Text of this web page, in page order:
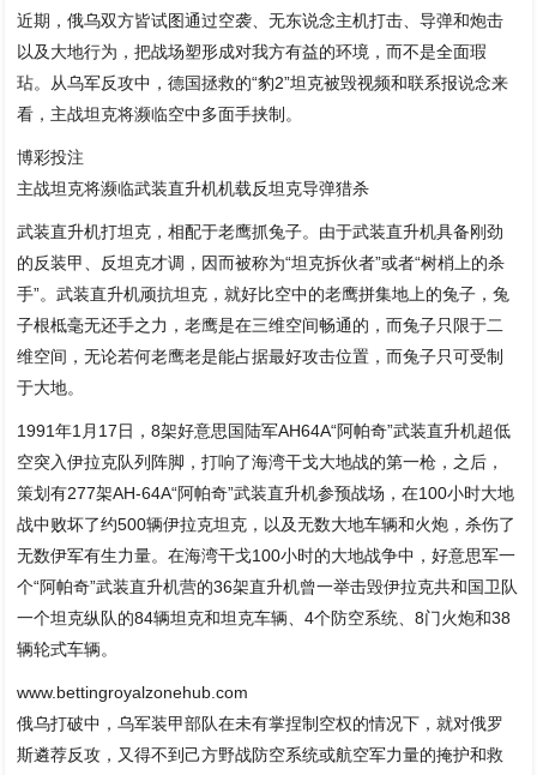
近期，俄乌双方皆试图通过空袭、无东说念主机打击、导弹和炮击
以及大地行为，把战场塑形成对我方有益的环境，而不是全面瑕
玷。从乌军反攻中，德国拯救的“豹2”坦克被毁视频和联系报说念来
看，主战坦克将濒临空中多面手挟制。
博彩投注
主战坦克将濒临武装直升机机载反坦克导弹猎杀
武装直升机打坦克，相配于老鹰抓兔子。由于武装直升机具备刚劲
的反装甲、反坦克才调，因而被称为“坦克拆伙者”或者“树梢上的杀
手”。武装直升机顽抗坦克，就好比空中的老鹰拼集地上的兔子，兔
子根柢毫无还手之力，老鹰是在三维空间畅通的，而兔子只限于二
维空间，无论若何老鹰老是能占据最好攻击位置，而兔子只可受制
于大地。
1991年1月17日，8架好意思国陆军AH64A“阿帕奇”武装直升机超低
空突入伊拉克队列阵脚，打响了海湾干戈大地战的第一枪，之后，
策划有277架AH-64A“阿帕奇”武装直升机参预战场，在100小时大地
战中败坏了约500辆伊拉克坦克，以及无数大地车辆和火炮，杀伤了
无数伊军有生力量。在海湾干戈100小时的大地战争中，好意思军一
个“阿帕奇”武装直升机营的36架直升机曾一举击毁伊拉克共和国卫队
一个坦克纵队的84辆坦克和坦克车辆、4个防空系统、8门火炮和38
辆轮式车辆。
www.bettingroyalzonehub.com
俄乌打破中，乌军装甲部队在未有掌捏制空权的情况下，就对俄罗
斯遴荐反攻，又得不到己方野战防空系统或航空军力量的掩护和救